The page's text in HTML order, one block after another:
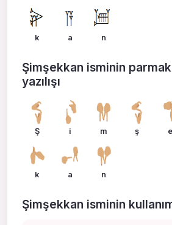
k a n
Şimşekkan isminin
yazılışı
Ş i m ş e
k a n
Şimşekkan isminin